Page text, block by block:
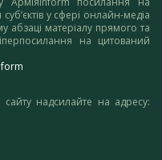
у сфері онлайн-медіа
матеріалу прямого та
на цитований
надсилайте на адресу: